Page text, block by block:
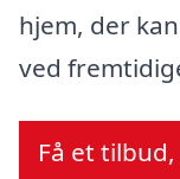
hjem, der
ved
Få et